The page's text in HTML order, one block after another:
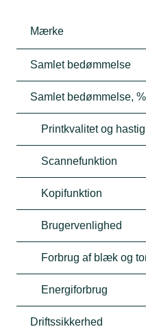
Mærke
Samlet bedømmelse
Samlet bedømmelse, %
Printkvalitet og
Scannefunktion
Kopifunktion
Brugervenlighed
Forbrug af blæk og
Energiforbrug
Driftssikkerhed